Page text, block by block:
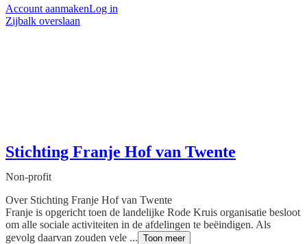
Account aanmakenLog in
Zijbalk overslaan
Stichting Franje Hof van Twente
Non-profit
Over Stichting Franje Hof van Twente
Franje is opgericht toen de landelijke Rode Kruis organisatie besloot
om alle sociale activiteiten in de afdelingen te beëindigen. Als
gevolg daarvan zouden vele ... Toon meer